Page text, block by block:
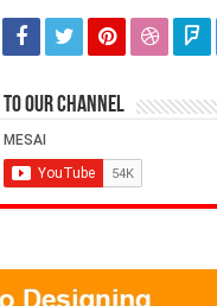
to our Channel